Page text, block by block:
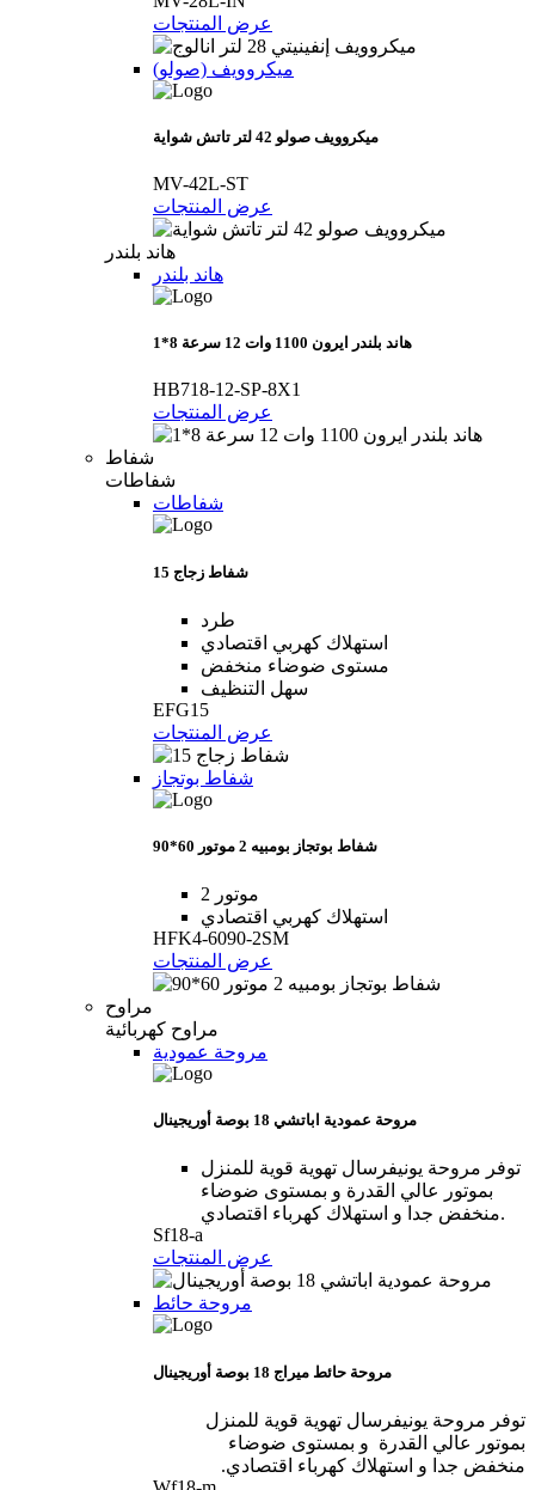
عرض المنتجات
(ميكروويف (صولو
ميكروويف صولو 42 لتر تاتش شواية
MV-42L-ST
عرض المنتجات
هاند بلندر
هاند بلندر
هاند بلندر ايرون 1100 وات 12 سرعة 8*1
HB718-12-SP-8X1
عرض المنتجات
شفاط
شفاطات
شفاطات
شفاط زجاج 15
طرد
استهلاك كهربي اقتصادي
مستوى ضوضاء منخفض
سهل التنظيف
EFG15
عرض المنتجات
شفاط بوتجاز
شفاط بوتجاز بومبيه 2 موتور 60*90
2 موتور
استهلاك كهربي اقتصادي
HFK4-6090-2SM
عرض المنتجات
مراوح
مراوح كهربائية
مروحة عمودية
مروحة عمودية اباتشي 18 بوصة أوريجينال
توفر مروحة يونيفرسال تهوية قوية للمنزل
بموتور عالي القدرة و بمستوى ضوضاء
منخفض جدا و استهلاك كهرباء اقتصادي.
Sf18-a
عرض المنتجات
مروحة حائط
مروحة حائط ميراج 18 بوصة أوريجينال
توفر مروحة يونيفرسال تهوية قوية للمنزل
بموتور عالي القدرة و بمستوى ضوضاء
منخفض جدا و استهلاك كهرباء اقتصادي.